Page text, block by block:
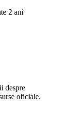
2 ani
despre
oficiale.